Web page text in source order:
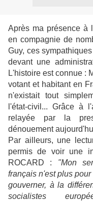
Après ma présence à
en compagnie de
Guy, ces
devant une
L'histoire est connue :
votant et habitant en
n'existait tout
l'état-civil... Grâce à
relayée par la
dénouement
Par ailleurs, une
permis de voir une
ROCARD : "Mon
français n'est plus
gouverner, à la
socialistes